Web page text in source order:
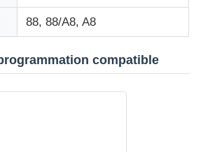
88, 88/A8, A8
compatible